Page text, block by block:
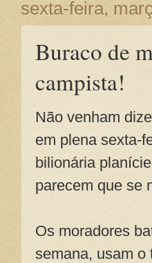
sexta-feira,
Buraco de
campista!
Não venham
em plena sexta-
bilionária
parecem que se
Os moradores
semana, usam o